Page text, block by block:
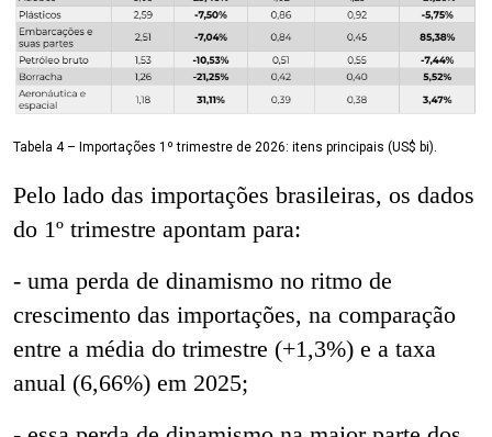
Tabela 4 – Importações 1º trimestre de 2026: itens principais (US$ bi).
Pelo lado das importações brasileiras, os dados
do 1º trimestre apontam para:
- uma perda de dinamismo no ritmo de
crescimento das importações, na comparação
entre a média do trimestre (+1,3%) e a taxa
anual (6,66%) em 2025;